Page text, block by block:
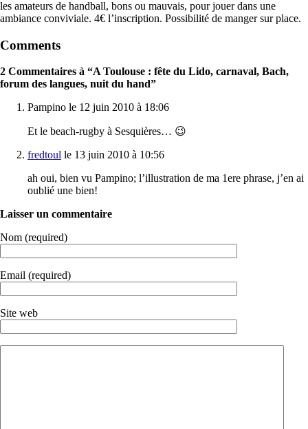
les amateurs de handball, bons ou mauvais, pour jouer dans une
ambiance conviviale. 4€ l’inscription. Possibilité de manger sur place.
Comments
2 Commentaires à “A Toulouse : fête du Lido, carnaval, Bach,
forum des langues, nuit du hand”
Pampino le 12 juin 2010 à 18:06
Et le beach-rugby à Sesquières… 😉
fredtoul le 13 juin 2010 à 10:56
ah oui, bien vu Pampino; l’illustration de ma 1ere phrase, j’en ai
oublié une bien!
Laisser un commentaire
Nom (required)
Email (required)
Site web